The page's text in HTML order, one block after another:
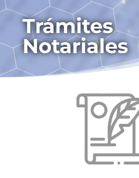
Trámites
Notariales